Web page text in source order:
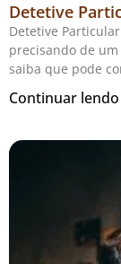
Detetive
Detetive
precisando de
saiba que pode
Continuar lendo